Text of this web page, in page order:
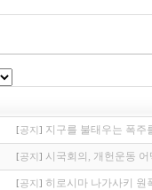
[공지 ] 지구를 불태우는 폭
[공지 ] 시국회의, 개헌운동
[공지 ] 히로시마 나가사키